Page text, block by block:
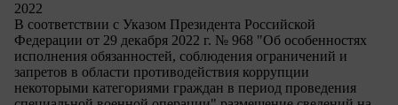
2022
В соответствии с Указом Президента Российской
Федерации от 29 декабря 2022 г. № 968 "Об особенностях
исполнения обязанностей, соблюдения ограничений и
запретов в области противодействия коррупции
некоторыми категориями граждан в период проведения